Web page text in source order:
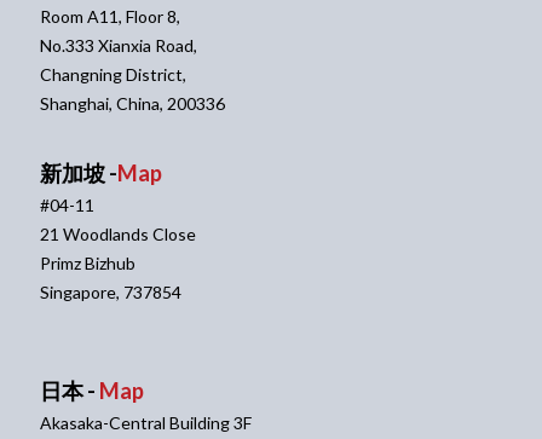
Room A11, Floor 8,
No.333 Xianxia Road,
Changning District,
Shanghai, China, 200336
新加坡 -Map
#04-11
21 Woodlands Close
Primz Bizhub
Singapore, 737854
日本 - Map
Akasaka-Central Building 3F